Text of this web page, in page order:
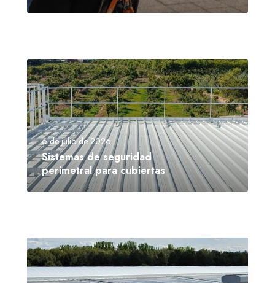
6 de julio de 2026
Sistemas de seguridad
perimetral para cubiertas